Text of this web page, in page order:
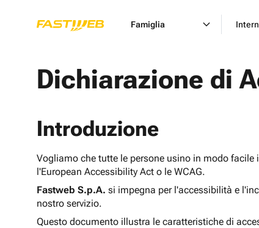
Famiglia
Dichiarazione di
Introduzione
Vogliamo che tutte le persone usino in modo
l'European Accessibility Act o le WCAG.
Fastweb S.p.A. si impegna per l'accessibilità e
nostro servizio.
Questo documento illustra le caratteristiche di